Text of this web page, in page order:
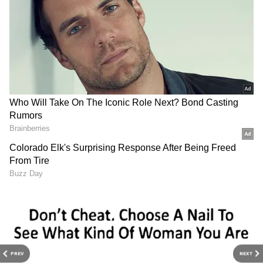
PREV NEXT
DOWNLOAD APP